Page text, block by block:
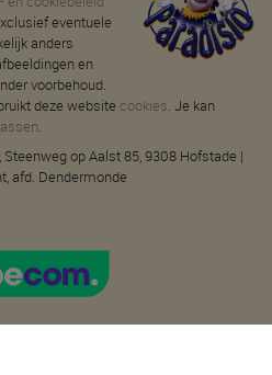
eventuele
anders
en
voorbehoud.
deze website cookies. Je kan
.
op Aalst 85, 9308 Hofstade |
afd. Dendermonde